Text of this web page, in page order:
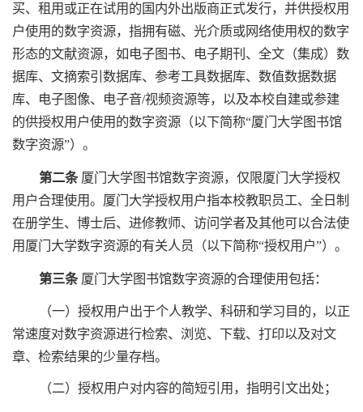
买、租用或正在试用的国内外出版商正式发行，并供授权用
户使用的数字资源，指拥有磁、光介质或网络使用权的数字
形态的文献资源，如电子图书、电子期刊、全文（集成）数
据库、文摘索引数据库、参考工具数据库、数值数据数据
库、电子图像、电子音/视频资源等，以及本校自建或参建
的供授权用户使用的数字资源（以下简称“厦门大学图书馆
数字资源”）。
第二条厦门大学图书馆数字资源，仅限厦门大学授权
用户合理使用。厦门大学授权用户指本校教职员工、全日制
在册学生、博士后、进修教师、访问学者及其他可以合法使
用厦门大学数字资源的有关人员（以下简称“授权用户”）。
第三条厦门大学图书馆数字资源的合理使用包括：
（一）授权用户出于个人教学、科研和学习目的，以正
常速度对数字资源进行检索、浏览、下载、打印以及对文
章、检索结果的少量存档。
（二）授权用户对内容的简短引用，指明引文出处；